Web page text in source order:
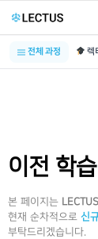
전체 과정
이전 학
본 페이지는
현재 순차적으로 신
부탁드리겠습니다.